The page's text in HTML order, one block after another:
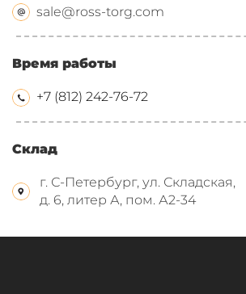
sale@ross-torg.com
Время работы
+7 (812) 242-76-72
Склад
г. С-Петербург, ул. Складская,
д. 6, литер А, пом. А2-34